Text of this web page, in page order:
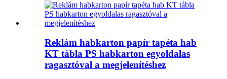
Reklám habkarton papír tapéta hab
KT tábla PS habkarton egyoldalas
ragasztóval a megjelenítéshez